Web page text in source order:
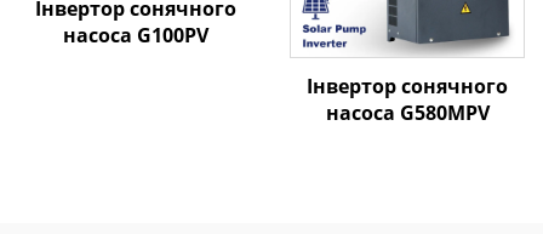
Інвертор сонячного
насоса G100PV
Інвертор сонячного
насоса G580MPV